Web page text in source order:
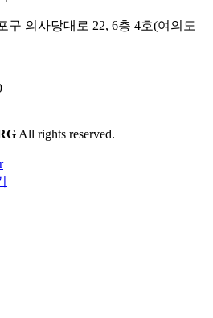
구 의사당대로 22, 6층 4호(여의도
All rights reserved.